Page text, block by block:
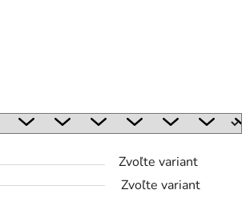
Zvoľte variant
Zvoľte variant